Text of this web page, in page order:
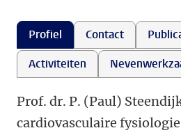
Profiel Contact
Activiteiten
Prof. dr. P. (Paul)
cardiovasculaire